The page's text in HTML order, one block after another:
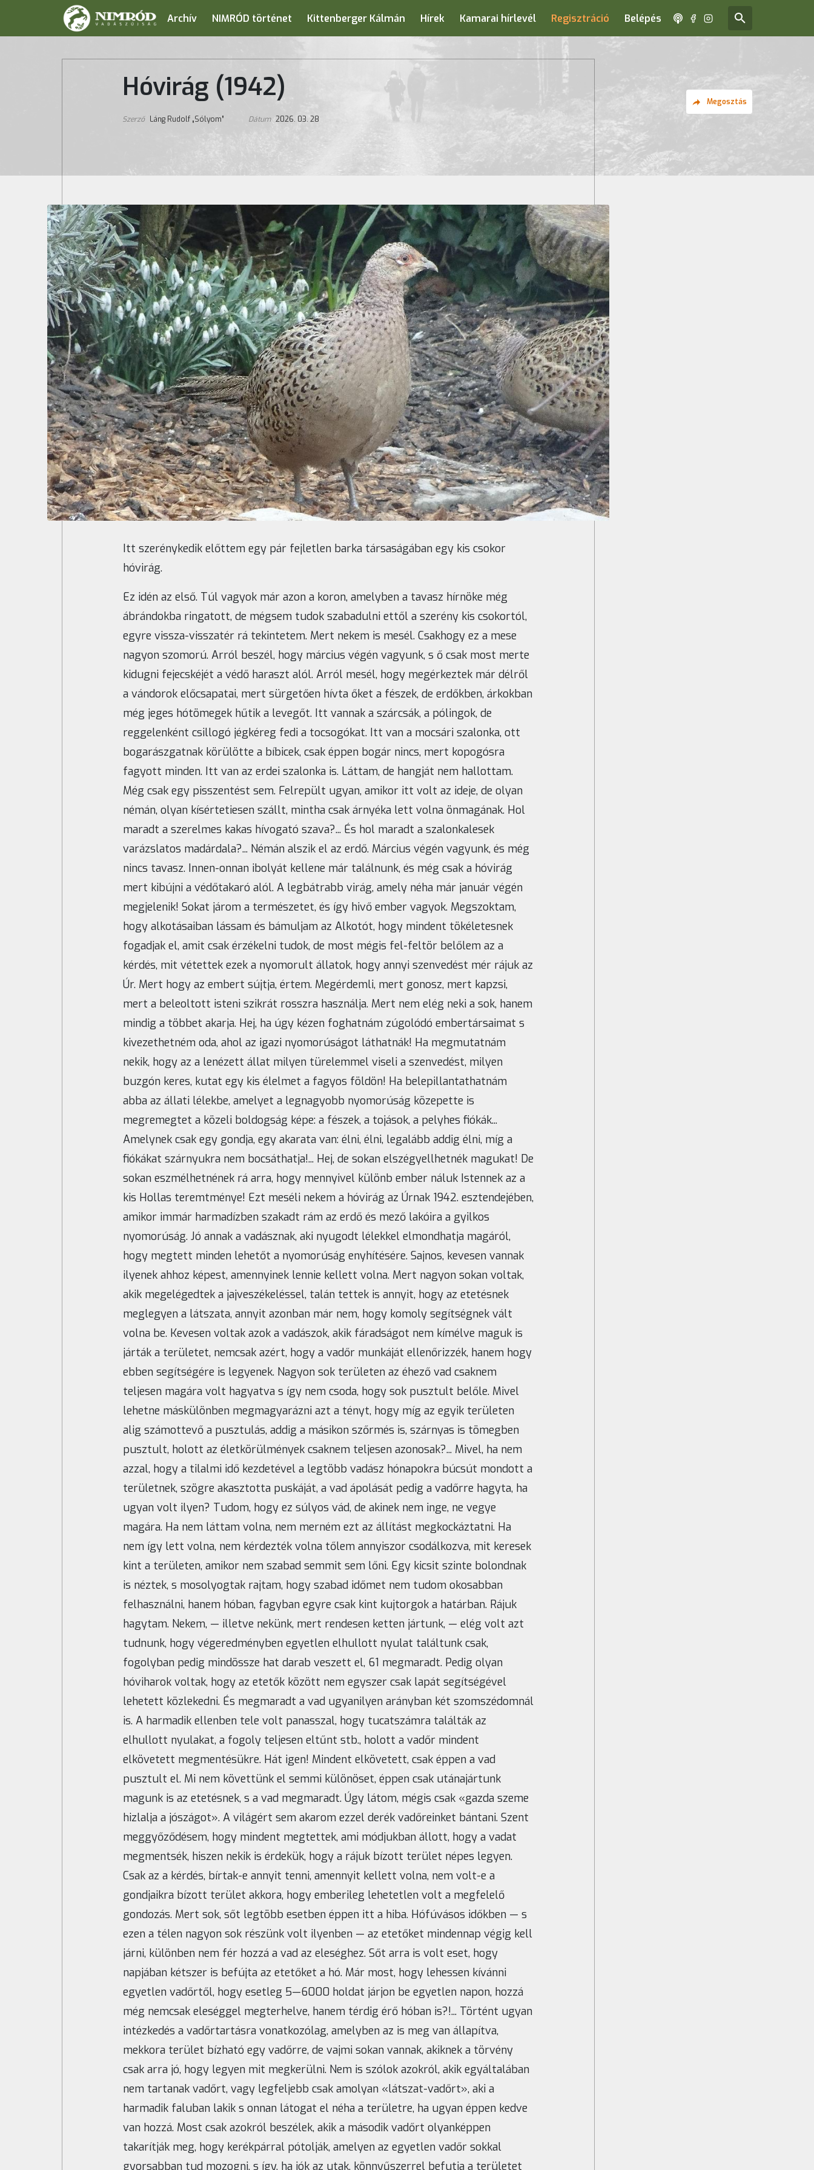
Archív NIMRÓD történet Kittenberger Kálmán Hírek Kamarai hírlevél Regisztráció Belépés
Hóvirág (1942)
Szerző Láng Rudolf „Sólyom” Dátum 2026. 03. 28
Megosztás
Itt szerénykedik előttem egy pár fejletlen barka társaságában egy kis csokor
hóvirág.
Ez idén az első. Túl vagyok már azon a koron, amelyben a tavasz hírnöke még
ábrándokba ringatott, de mégsem tudok szabadulni ettől a szerény kis csokortól,
egyre vissza-visszatér rá tekintetem. Mert nekem is mesél. Csakhogy ez a mese
nagyon szomorú. Arról beszél, hogy március végén vagyunk, s ő csak most merte
kidugni fejecskéjét a védő haraszt alól. Arról mesél, hogy megérkeztek már délről
a vándorok előcsapatai, mert sürgetően hívta őket a fészek, de erdőkben, árkokban
még jeges hótömegek hűtik a levegőt. Itt vannak a szárcsák, a pólingok, de
reggelenként csillogó jégkéreg fedi a tocsogókat. Itt van a mocsári szalonka, ott
bogarászgatnak körülötte a bíbicek, csak éppen bogár nincs, mert kopogósra
fagyott minden. Itt van az erdei szalonka is. Láttam, de hangját nem hallottam.
Még csak egy pisszentést sem. Felrepült ugyan, amikor itt volt az ideje, de olyan
némán, olyan kísértetiesen szállt, mintha csak árnyéka lett volna önmagának. Hol
maradt a szerelmes kakas hívogató szava?... És hol maradt a szalonkalesek
varázslatos madárdala?... Némán alszik el az erdő. Március végén vagyunk, és még
nincs tavasz. Innen-onnan ibolyát kellene már találnunk, és még csak a hóvirág
mert kibújni a védőtakaró alól. A legbátrabb virág, amely néha már január végén
megjelenik! Sokat járom a természetet, és így hivő ember vagyok. Megszoktam,
hogy alkotásaiban lássam és bámuljam az Alkotót, hogy mindent tökéletesnek
fogadjak el, amit csak érzékelni tudok, de most mégis fel-feltör belőlem az a
kérdés, mit vétettek ezek a nyomorult állatok, hogy annyi szenvedést mér rájuk az
Úr. Mert hogy az embert sújtja, értem. Megérdemli, mert gonosz, mert kapzsi,
mert a beleoltott isteni szikrát rosszra használja. Mert nem elég neki a sok, hanem
mindig a többet akarja. Hej, ha úgy kézen foghatnám zúgolódó embertársaimat s
kivezethetném oda, ahol az igazi nyomorúságot láthatnák! Ha megmutatnám
nekik, hogy az a lenézett állat milyen türelemmel viseli a szenvedést, milyen
buzgón keres, kutat egy kis élelmet a fagyos földön! Ha belepillantathatnám
abba az állati lélekbe, amelyet a legnagyobb nyomorúság közepette is
megremegtet a közeli boldogság képe: a fészek, a tojások, a pelyhes fiókák...
Amelynek csak egy gondja, egy akarata van: élni, élni, legalább addig élni, míg a
fiókákat szárnyukra nem bocsáthatja!... Hej, de sokan elszégyellhetnék magukat! De
sokan eszmélhetnének rá arra, hogy mennyivel különb ember náluk Istennek az a
kis Hollas teremtménye! Ezt meséli nekem a hóvirág az Úrnak 1942. esztendejében,
amikor immár harmadízben szakadt rám az erdő és mező lakóira a gyilkos
nyomorúság. Jó annak a vadásznak, aki nyugodt lélekkel elmondhatja magáról,
hogy megtett minden lehetőt a nyomorúság enyhítésére. Sajnos, kevesen vannak
ilyenek ahhoz képest, amennyinek lennie kellett volna. Mert nagyon sokan voltak,
akik megelégedtek a jajveszékeléssel, talán tettek is annyit, hogy az etetésnek
meglegyen a látszata, annyit azonban már nem, hogy komoly segítségnek vált
volna be. Kevesen voltak azok a vadászok, akik fáradságot nem kímélve maguk is
járták a területet, nemcsak azért, hogy a vadőr munkáját ellenőrizzék, hanem hogy
ebben segítségére is legyenek. Nagyon sok területen az éhező vad csaknem
teljesen magára volt hagyatva s így nem csoda, hogy sok pusztult belőle. Mivel
lehetne máskülönben megmagyarázni azt a tényt, hogy míg az egyik területen
alig számottevő a pusztulás, addig a másikon szőrmés is, szárnyas is tömegben
pusztult, holott az életkörülmények csaknem teljesen azonosak?... Mivel, ha nem
azzal, hogy a tilalmi idő kezdetével a legtöbb vadász hónapokra búcsút mondott a
területnek, szögre akasztotta puskáját, a vad ápolását pedig a vadőrre hagyta, ha
ugyan volt ilyen? Tudom, hogy ez súlyos vád, de akinek nem inge, ne vegye
magára. Ha nem láttam volna, nem merném ezt az állítást megkockáztatni. Ha
nem így lett volna, nem kérdezték volna tőlem annyiszor csodálkozva, mit keresek
kint a területen, amikor nem szabad semmit sem lőni. Egy kicsit szinte bolondnak
is néztek, s mosolyogtak rajtam, hogy szabad időmet nem tudom okosabban
felhasználni, hanem hóban, fagyban egyre csak kint kujtorgok a határban. Rájuk
hagytam. Nekem, — illetve nekünk, mert rendesen ketten jártunk, — elég volt azt
tudnunk, hogy végeredményben egyetlen elhullott nyulat találtunk csak,
fogolyban pedig mindössze hat darab veszett el, 61 megmaradt. Pedig olyan
hóviharok voltak, hogy az etetők között nem egyszer csak lapát segítségével
lehetett közlekedni. És megmaradt a vad ugyanilyen arányban két szomszédomnál
is. A harmadik ellenben tele volt panasszal, hogy tucatszámra találták az
elhullott nyulakat, a fogoly teljesen eltűnt stb., holott a vadőr mindent
elkövetett megmentésükre. Hát igen! Mindent elkövetett, csak éppen a vad
pusztult el. Mi nem követtünk el semmi különöset, éppen csak utánajártunk
magunk is az etetésnek, s a vad megmaradt. Úgy látom, mégis csak «gazda szeme
hizlalja a jószágot». A világért sem akarom ezzel derék vadőreinket bántani. Szent
meggyőződésem, hogy mindent megtettek, ami módjukban állott, hogy a vadat
megmentsék, hiszen nekik is érdekük, hogy a rájuk bízott terület népes legyen.
Csak az a kérdés, bírtak-e annyit tenni, amennyit kellett volna, nem volt-e a
gondjaikra bízott terület akkora, hogy emberileg lehetetlen volt a megfelelő
gondozás. Mert sok, sőt legtöbb esetben éppen itt a hiba. Hófúvásos időkben — s
ezen a télen nagyon sok részünk volt ilyenben — az etetőket mindennap végig kell
járni, különben nem fér hozzá a vad az eleséghez. Sőt arra is volt eset, hogy
napjában kétszer is befújta az etetőket a hó. Már most, hogy lehessen kívánni
egyetlen vadőrtől, hogy esetleg 5—6000 holdat járjon be egyetlen napon, hozzá
még nemcsak eleséggel megterhelve, hanem térdig érő hóban is?!... Történt ugyan
intézkedés a vadőrtartásra vonatkozólag, amelyben az is meg van állapítva,
mekkora terület bízható egy vadőrre, de vajmi sokan vannak, akiknek a törvény
csak arra jó, hogy legyen mit megkerülni. Nem is szólok azokról, akik egyáltalában
nem tartanak vadőrt, vagy legfeljebb csak amolyan «látszat-vadőrt», aki a
harmadik faluban lakik s onnan látogat el néha a területre, ha ugyan éppen kedve
van hozzá. Most csak azokról beszélek, akik a második vadőrt olyanképpen
takarítják meg, hogy kerékpárral pótolják, amelyen az egyetlen vadőr sokkal
gyorsabban tud mozogni, s így, ha jók az utak, könnyűszerrel befutja a területet